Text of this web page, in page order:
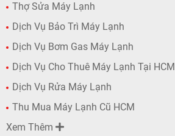
Thợ Sửa Máy Lạnh
Dịch Vụ Bảo Trì Máy Lạnh
Dịch Vụ Bơm Gas Máy Lạnh
Dịch Vụ Cho Thuê Máy Lạnh Tại HCM
Dịch Vụ Rửa Máy Lạnh
Thu Mua Máy Lạnh Cũ HCM
Xem Thêm